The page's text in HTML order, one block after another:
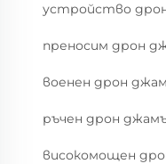
устройство
преносим дрон
военен дрон
ръчен дрон
високомощен